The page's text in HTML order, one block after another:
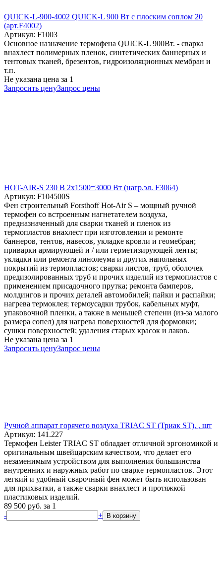
QUICK-L-900-4002 QUICK-L 900 Вт с плоским соплом 20
(арт.F4002)
Артикул: F1003
Основное назначение термофена QUICK-L 900Вт. - сварка
внахлест полимерных пленок, синтетических баннерных и
тентовых тканей, брезентов, гидроизоляционных мембран и
т.п.
Не указана цена за 1
Запросить ценуЗапрос цены
HOT-AIR-S 230 В 2x1500=3000 Вт (нагр.эл. F3064)
Артикул: F104500S
Фен строительный Forsthoff Hot-Air S – мощный ручной
термофен со встроенным нагнетателем воздуха,
предназначенный для сварки тканей и пленок из
термопластов внахлест при изготовлении и ремонте
баннеров, тентов, навесов, укладке кровли и геомебран;
приварки армирующей и / или герметизирующей ленты;
укладки или ремонта линолеума и других напольных
покрытий из термопластов; сварки листов, труб, оболочек
предизолированных труб и прочих изделий из термопластов с
применением присадочного прутка; ремонта бамперов,
молдингов и прочих деталей автомобилей; пайки и распайки;
нагрева термоклея; термоусадки трубок, кабельных муфт,
упаковочной пленки, а также в меньшей степени (из-за малого
размера сопел) для нагрева поверхностей для формовки;
сушки поверхностей; удаления старых красок и лаков.
Не указана цена за 1
Запросить ценуЗапрос цены
Ручной аппарат горячего воздуха TRIAC ST (Триак ST), , шт
Артикул: 141.227
Термофен Leister TRIAC ST обладает отличной эргономикой и
оригинальным швейцарским качеством, что делает его
незаменимым устройством для выполнения большинства
внутренних и наружных работ по сварке термопластов. Этот
легкий и удобный сварочный фен может быть использован
для прихватки, а также сварки внахлест и протяжкой
пластиковых изделий.
89 500 руб. за 1
-
+ В корзину